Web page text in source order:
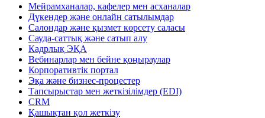
Мейрамханалар, кафелер мен асханалар
Дүкендер және онлайн сатылымдар
Салондар және қызмет көрсету саласы
Сауда-саттық және сатып алу
Кадрлық ЭҚА
Вебинарлар мен бейне қоңыраулар
Корпоративтік портал
Эқа және бизнес-процестер
Тапсырыстар мен жеткізілімдер (EDI)
CRM
Қашықтан қол жеткізу